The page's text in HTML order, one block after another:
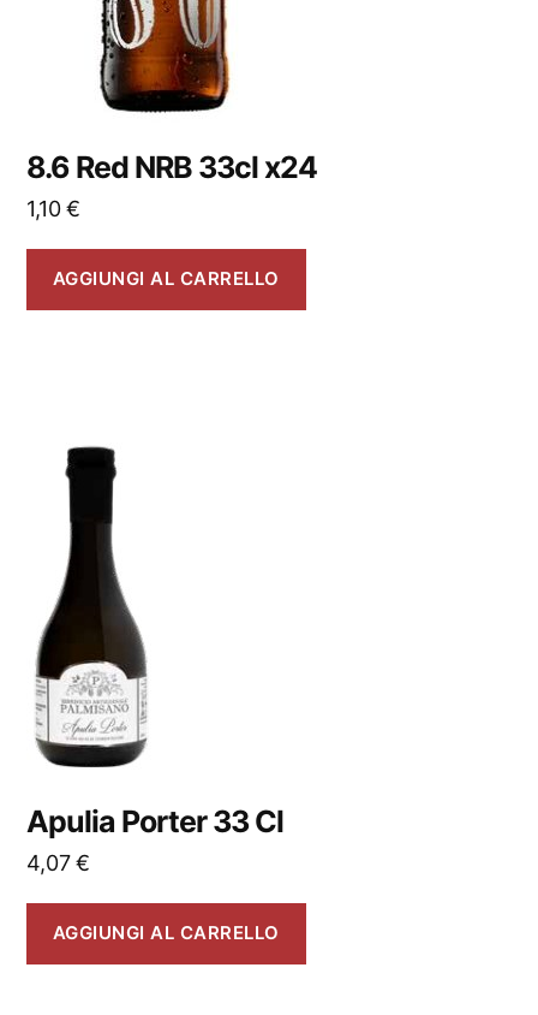
8.6 Red NRB 33cl x24
1,10€
AGGIUNGI AL CARRELLO
Apulia Porter 33 Cl
4,07€
AGGIUNGI AL CARRELLO